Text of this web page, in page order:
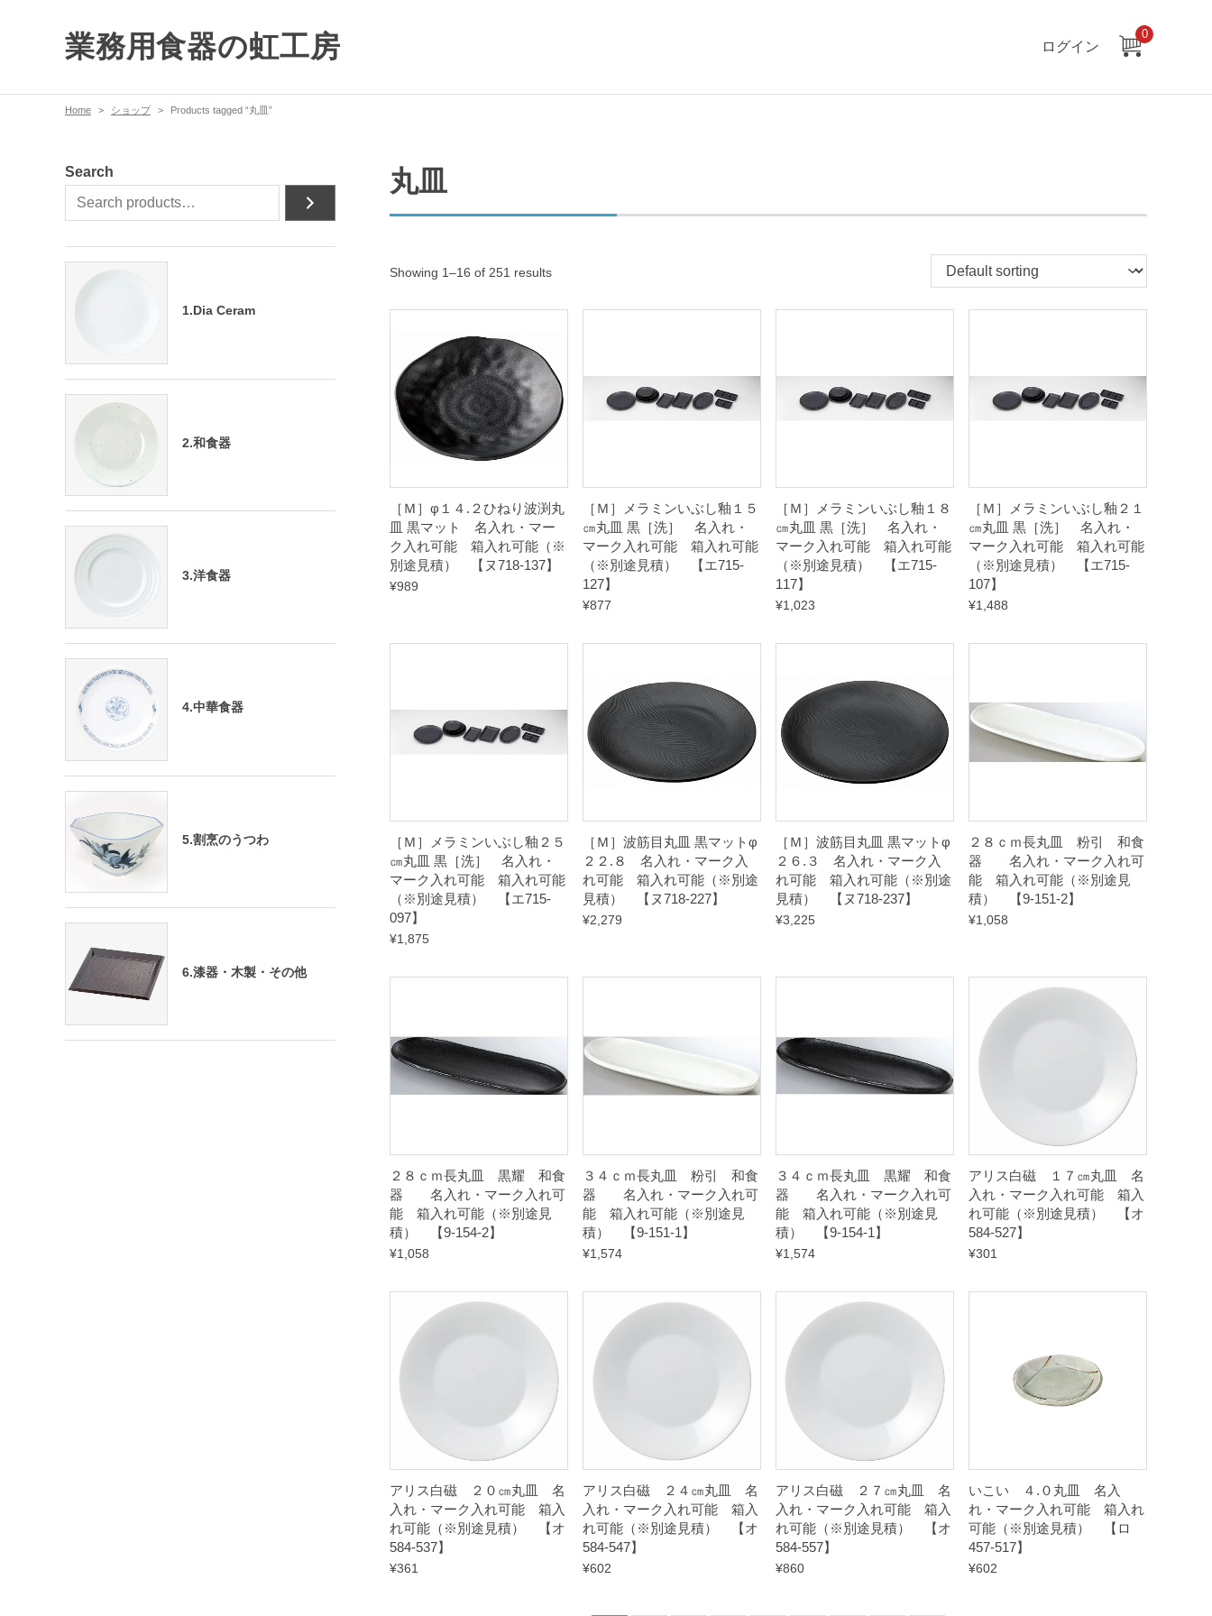
業務用食器の虹工房 ログイン
0
Home ショップ Products tagged “丸皿”
丸皿
Showing 1–16 of 251 results
［Ｍ］φ１４.２ひねり波渕丸
皿 黒マット 名入れ・マー
ク入れ可能 箱入れ可能（※
別途見積） 【ヌ718-137】
¥989
［Ｍ］メラミンいぶし釉１５
㎝丸皿 黒［洗］ 名入れ・
マーク入れ可能 箱入れ可能
（※別途見積） 【エ715-
127】
¥877
［Ｍ］メラミンいぶし釉１８
㎝丸皿 黒［洗］ 名入れ・
マーク入れ可能 箱入れ可能
（※別途見積） 【エ715-
117】
¥1,023
［Ｍ］メラミンいぶし釉２１
㎝丸皿 黒［洗］ 名入れ・
マーク入れ可能 箱入れ可能
（※別途見積） 【エ715-
107】
¥1,488
［Ｍ］メラミンいぶし釉２５
㎝丸皿 黒［洗］ 名入れ・
マーク入れ可能 箱入れ可能
（※別途見積） 【エ715-
097】
¥1,875
［Ｍ］波筋目丸皿 黒マットφ
２２.８ 名入れ・マーク入
れ可能 箱入れ可能（※別途
見積） 【ヌ718-227】
¥2,279
［Ｍ］波筋目丸皿 黒マットφ
２６.３ 名入れ・マーク入
れ可能 箱入れ可能（※別途
見積） 【ヌ718-237】
¥3,225
２８ｃｍ長丸皿 粉引 和食
器 名入れ・マーク入れ可
能 箱入れ可能（※別途見
積） 【9-151-2】
¥1,058
２８ｃｍ長丸皿 黒耀 和食
器 名入れ・マーク入れ可
能 箱入れ可能（※別途見
積） 【9-154-2】
¥1,058
３４ｃｍ長丸皿 粉引 和食
器 名入れ・マーク入れ可
能 箱入れ可能（※別途見
積） 【9-151-1】
¥1,574
３４ｃｍ長丸皿 黒耀 和食
器 名入れ・マーク入れ可
能 箱入れ可能（※別途見
積） 【9-154-1】
¥1,574
アリス白磁 １７㎝丸皿 名
入れ・マーク入れ可能 箱入
れ可能（※別途見積） 【オ
584-527】
¥301
アリス白磁 ２０㎝丸皿 名
入れ・マーク入れ可能 箱入
れ可能（※別途見積） 【オ
584-537】
¥361
アリス白磁 ２４㎝丸皿 名
入れ・マーク入れ可能 箱入
れ可能（※別途見積） 【オ
584-547】
¥602
アリス白磁 ２７㎝丸皿 名
入れ・マーク入れ可能 箱入
れ可能（※別途見積） 【オ
584-557】
¥860
いこい ４.０丸皿 名入
れ・マーク入れ可能 箱入れ
可能（※別途見積） 【ロ
457-517】
¥602
Search
1.Dia Ceram
2.和食器
3.洋食器
4.中華食器
5.割烹のうつわ
6.漆器・木製・その他